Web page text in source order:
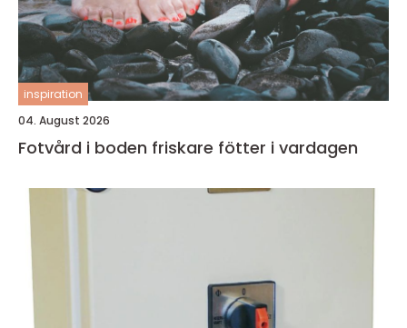
inspiration
04. August 2026
Fotvård i boden friskare fötter i vardagen